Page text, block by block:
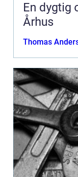
En dygtig
Århus
Thomas